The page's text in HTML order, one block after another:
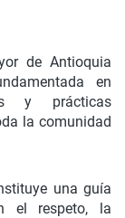
de Antioquia
en
y prácticas
la comunidad
una guía
el respeto, la